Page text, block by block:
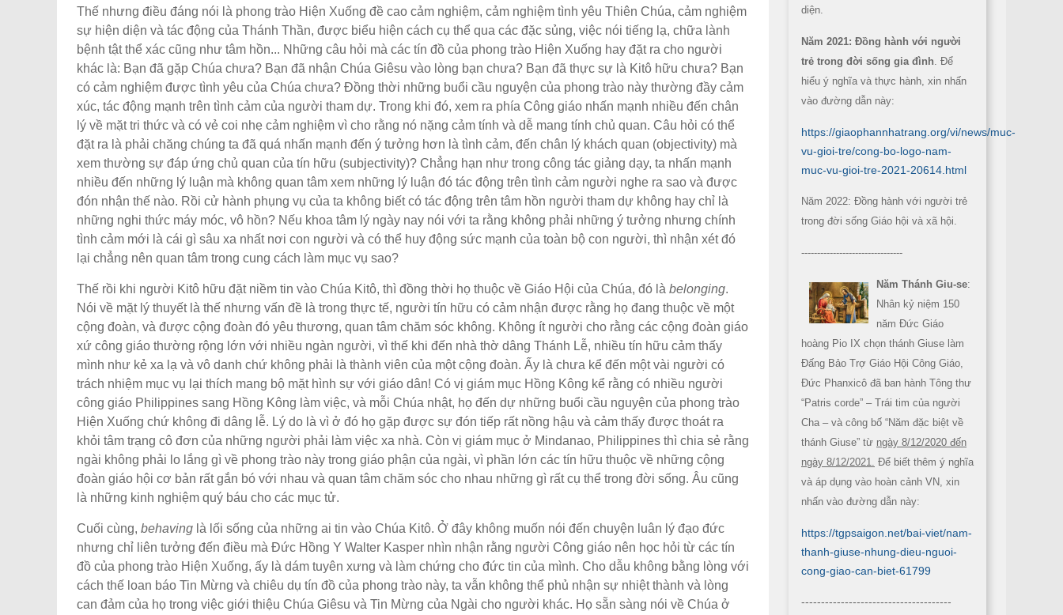
Thế nhưng điều đáng nói là phong trào Hiện Xuống đề cao cảm nghiệm, cảm nghiệm tình yêu Thiên Chúa, cảm nghiệm
sự hiện diện và tác động của Thánh Thần, được biểu hiện cách cụ thể qua các đặc sủng, việc nói tiếng lạ, chữa lành
bệnh tật thể xác cũng như tâm hồn... Những câu hỏi mà các tín đồ của phong trào Hiện Xuống hay đặt ra cho người
khác là: Bạn đã gặp Chúa chưa? Bạn đã nhận Chúa Giêsu vào lòng bạn chưa? Bạn đã thực sự là Kitô hữu chưa? Bạn
có cảm nghiệm được tình yêu của Chúa chưa? Đồng thời những buổi cầu nguyện của phong trào này thường đầy cảm
xúc, tác động mạnh trên tình cảm của người tham dự. Trong khi đó, xem ra phía Công giáo nhấn mạnh nhiều đến chân
lý về mặt tri thức và có vẻ coi nhẹ cảm nghiệm vì cho rằng nó nặng cảm tính và dễ mang tính chủ quan. Câu hỏi có thể
đặt ra là phải chăng chúng ta đã quá nhấn mạnh đến ý tưởng hơn là tình cảm, đến chân lý khách quan (objectivity) mà
xem thường sự đáp ứng chủ quan của tín hữu (subjectivity)? Chẳng hạn như trong công tác giảng dạy, ta nhấn mạnh
nhiều đến những lý luận mà không quan tâm xem những lý luận đó tác động trên tình cảm người nghe ra sao và được
đón nhận thế nào. Rồi cử hành phụng vụ của ta không biết có tác động trên tâm hồn người tham dự không hay chỉ là
những nghi thức máy móc, vô hồn? Nếu khoa tâm lý ngày nay nói với ta rằng không phải những ý tưởng nhưng chính
tình cảm mới là cái gì sâu xa nhất nơi con người và có thể huy động sức mạnh của toàn bộ con người, thì nhận xét đó
lại chẳng nên quan tâm trong cung cách làm mục vụ sao?
Thế rồi khi người Kitô hữu đặt niềm tin vào Chúa Kitô, thì đồng thời họ thuộc về Giáo Hội của Chúa, đó là belonging.
Nói về mặt lý thuyết là thế nhưng vấn đề là trong thực tế, người tín hữu có cảm nhận được rằng họ đang thuộc về một
cộng đoàn, và được cộng đoàn đó yêu thương, quan tâm chăm sóc không. Không ít người cho rằng các cộng đoàn giáo
xứ công giáo thường rộng lớn với nhiều ngàn người, vì thế khi đến nhà thờ dâng Thánh Lễ, nhiều tín hữu cảm thấy
mình như kẻ xa lạ và vô danh chứ không phải là thành viên của một cộng đoàn. Ấy là chưa kể đến một vài người có
trách nhiệm mục vụ lại thích mang bộ mặt hình sự với giáo dân! Có vị giám mục Hồng Kông kể rằng có nhiều người
công giáo Philippines sang Hồng Kông làm việc, và mỗi Chúa nhật, họ đến dự những buổi cầu nguyện của phong trào
Hiện Xuống chứ không đi dâng lễ. Lý do là vì ở đó họ gặp được sự đón tiếp rất nồng hậu và cảm thấy được thoát ra
khỏi tâm trạng cô đơn của những người phải làm việc xa nhà. Còn vị giám mục ở Mindanao, Philippines thì chia sẻ rằng
ngài không phải lo lắng gì về phong trào này trong giáo phận của ngài, vì phần lớn các tín hữu thuộc về những cộng
đoàn giáo hội cơ bản rất gắn bó với nhau và quan tâm chăm sóc cho nhau những gì rất cụ thể trong đời sống. Âu cũng
là những kinh nghiệm quý báu cho các mục tử.
Cuối cùng, behaving là lối sống của những ai tin vào Chúa Kitô. Ở đây không muốn nói đến chuyện luân lý đạo đức
nhưng chỉ liên tưởng đến điều mà Đức Hồng Y Walter Kasper nhìn nhận rằng người Công giáo nên học hỏi từ các tín
đồ của phong trào Hiện Xuống, ấy là dám tuyên xưng và làm chứng cho đức tin của mình. Cho dẫu không bằng lòng với
cách thế loan báo Tin Mừng và chiêu dụ tín đồ của phong trào này, ta vẫn không thể phủ nhận sự nhiệt thành và lòng
can đảm của họ trong việc giới thiệu Chúa Giêsu và Tin Mừng của Ngài cho người khác. Họ sẵn sàng nói về Chúa ở
diện.
Năm 2021: Đồng hành với người
trẻ trong đời sống gia đình. Để
hiểu ý nghĩa và thực hành, xin nhấn
vào đường dẫn này:
https://giaophannhatrang.org/vi/news/muc-
vu-gioi-tre/cong-bo-logo-nam-
muc-vu-gioi-tre-2021-20614.html
Năm 2022: Đồng hành với người trẻ
trong đời sống Giáo hội và xã hội.
--------------------------------
Năm Thánh Giu-se:
Nhân kỷ niệm 150
năm Đức Giáo
hoàng Pio IX chọn thánh Giuse làm
Đấng Bảo Trợ Giáo Hội Công Giáo,
Đức Phanxicô đã ban hành Tông thư
“Patris corde” – Trái tim của người
Cha – và công bố “Năm đặc biệt về
thánh Giuse” từ ngày 8/12/2020 đến
ngày 8/12/2021. Để biết thêm ý nghĩa
và áp dụng vào hoàn cảnh VN, xin
nhấn vào đường dẫn này:
https://tgpsaigon.net/bai-viet/nam-
thanh-giuse-nhung-dieu-nguoi-
cong-giao-can-biet-61799
--------------------------------------